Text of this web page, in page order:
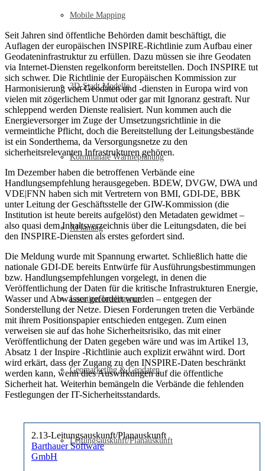
Mobile Mapping
3D-Stadt Modelle
Kommunale Wärmeplanung
XPlanung
Location Intelligence
Geomarketing & Geodaten
Leitungsauskunft/Planauskunft
Seit Jahren sind öffentliche Behörden damit beschäftigt, die
Auflagen der europäischen INSPIRE-Richtlinie zum Aufbau einer
Geodateninfrastruktur zu erfüllen. Dazu müssen sie ihre Geodaten
via Internet-Diensten regelkonform bereitstellen. Doch INSPIRE tut
sich schwer. Die Richtlinie der Europäischen Kommission zur
Harmonisierung von Geodaten und -diensten in Europa wird von
vielen mit zögerlichem Unmut oder gar mit Ignoranz gestraft. Nur
schleppend werden Dienste realisiert. Nun kommen auch die
Energieversorger im Zuge der Umsetzungsrichtlinie in die
vermeintliche Pflicht, doch die Bereitstellung der Leitungsbestände
ist ein Sonderthema, da Versorgungsnetze zu den
sicherheitsrelevanten Infrastrukturen gehören.
Im Dezember haben die betroffenen Verbände eine
Handlungsempfehlung herausgegeben. BDEW, DVGW, DWA und
VDE|FNN haben sich mit Vertretern von BMI, GDI-DE, BBK
unter Leitung der Geschäftsstelle der GIW-Kommission (die
Institution ist heute bereits aufgelöst) den Metadaten gewidmet –
also quasi dem Inhaltsverzeichnis über die Leitungsdaten, die bei
den INSPIRE-Diensten als erstes gefordert sind.
Die Meldung wurde mit Spannung erwartet. Schließlich hatte die
nationale GDI-DE bereits Entwürfe für Ausführungsbestimmungen
bzw. Handlungsempfehlungen vorgelegt, in denen die
Veröffentlichung der Daten für die kritische Infrastrukturen Energie,
Wasser und Abwasser gefordert wurden – entgegen der
Sonderstellung der Netze. Diesen Forderungen treten die Verbände
mit ihrem Positionspapier entschieden entgegen. Zum einen
verweisen sie auf das hohe Sicherheitsrisiko, das mit einer
Veröffentlichung der Daten gegeben wäre und was im Artikel 13,
Absatz 1 der Inspire -Richtlinie auch explizit erwähnt wird. Dort
wird erkärt, dass der Zugang zu den INSPIRE-Daten beschränkt
werden kann, wenn dies Auswirkungen auf die öffentliche
Sicherheit hat. Weiterhin bemängeln die Verbände die fehlenden
Festlegungen der IT-Sicherheitsstandards.
2.13-Leitungsauskunft/Planauskunft
Barthauer Software
GmbH